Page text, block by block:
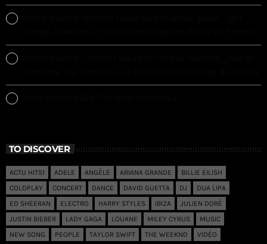
TO DISCOVER
ACTU HITS1 ADELE ANGÈLE ARIANA GRANDE
BILLIE EILISH
COLDPLAY
CONCERT DANCE DAVID GUETTA DJ
DUA LIPA
ED SHEERAN
ELECTRO HARRY STYLES IBIZA
JULIEN DORÉ
JUSTIN BIEBER
LADY GAGA LOUANE MILEY CYRUS
MUSIC
NEW SONG
PEOPLE TAYLOR SWIFT THE WEEKND VIDÉO